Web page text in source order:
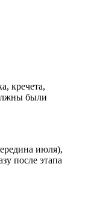
кречета,
были
июля),
после этапа